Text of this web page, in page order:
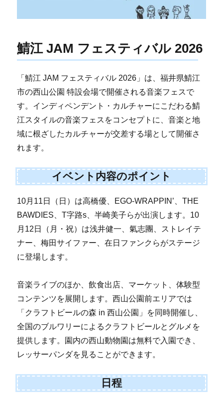
鯖江 JAM フェスティバル 2026
「鯖江 JAM フェスティバル 2026」は、福井県鯖江
市の西山公園 特設会場で開催される音楽フェスで
す。インディペンデント・カルチャーにこだわる鯖
江スタイルの音楽フェスをコンセプトに、音楽と地
域に根ざしたカルチャーが交差する場として開催さ
れます。
イベント内容のポイント
10月11日（日）は高橋優、EGO-WRAPPIN’、THE
BAWDIES、T字路s、半崎美子らが出演します。10
月12日（月・祝）は浅井健一、氣志團、ストレイテ
ナー、梅田サイファー、在日ファンクらがステージ
に登場します。
音楽ライブのほか、飲食出店、マーケット、体験型
コンテンツを展開します。西山公園前エリアでは
「クラフトビールの森 in 西山公園」を同時開催し、
全国のブルワリーによるクラフトビールとグルメを
提供します。園内の西山動物園は無料で入園でき、
レッサーパンダを見ることができます。
日程